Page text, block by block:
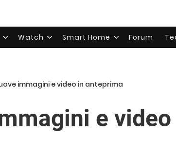
Watch Smart Home Forum
immagini e video in anteprima
e